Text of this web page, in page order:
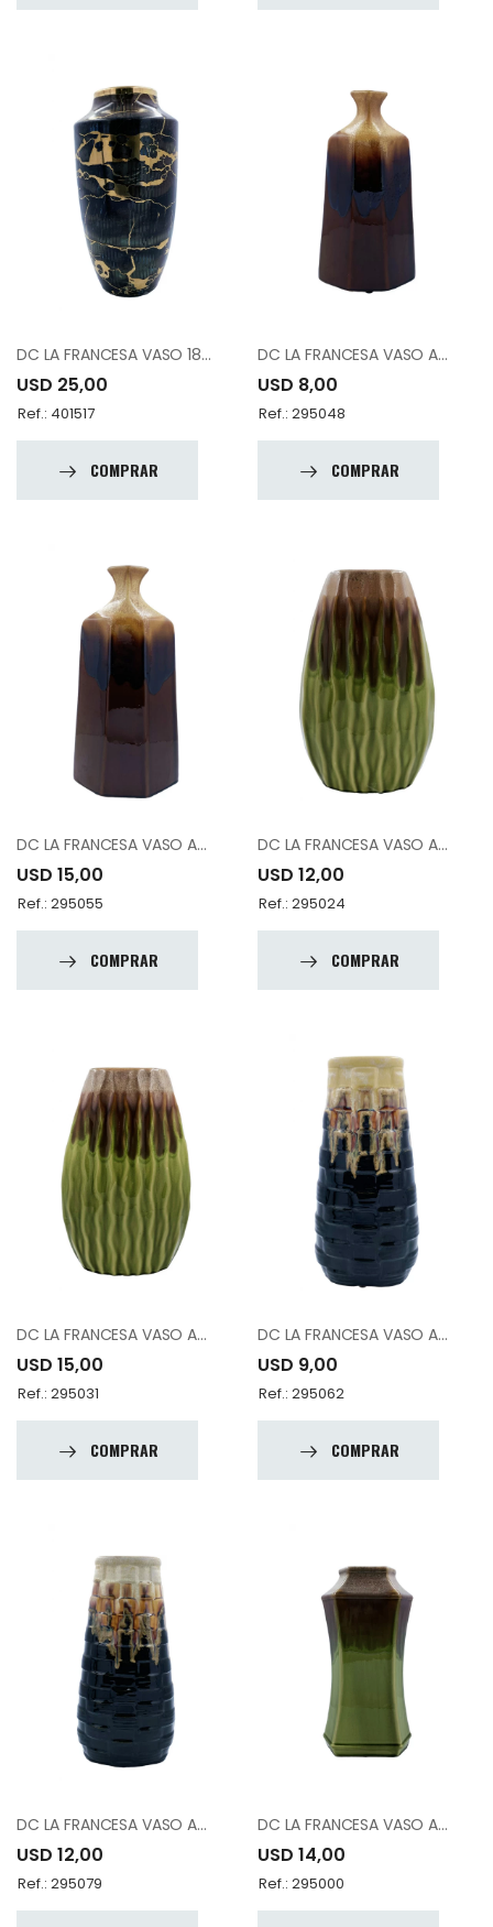
DC LA FRANCESA VASO 18120BY
USD 25,00
Ref.: 401517
COMPRAR
DC LA FRANCESA VASO A81174-K1503-A12
USD 8,00
Ref.: 295048
COMPRAR
DC LA FRANCESA VASO A81174-K1503-A14.5
USD 15,00
Ref.: 295055
COMPRAR
DC LA FRANCESA VASO A81954-C1017-A13
USD 12,00
Ref.: 295024
COMPRAR
DC LA FRANCESA VASO A81954-C1017-A16
USD 15,00
Ref.: 295031
COMPRAR
DC LA FRANCESA VASO A83162-K1534-A13
USD 9,00
Ref.: 295062
COMPRAR
DC LA FRANCESA VASO A83162-K1534-A15
USD 12,00
Ref.: 295079
DC LA FRANCESA VASO A83273-C1017-A12
USD 14,00
Ref.: 295000